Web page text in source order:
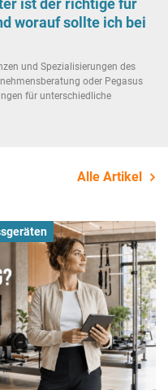
ist der richtige für
worauf sollte ich bei
und Spezialisierungen des
oder Pegasus
für unterschiedliche
Alle Artikel